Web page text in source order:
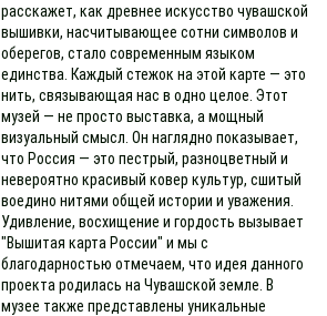
расскажет, как древнее искусство чувашской
вышивки, насчитывающее сотни символов и
оберегов, стало современным языком
единства. Каждый стежок на этой карте — это
нить, связывающая нас в одно целое. Этот
музей — не просто выставка, а мощный
визуальный смысл. Он наглядно показывает,
что Россия — это пестрый, разноцветный и
невероятно красивый ковер культур, сшитый
воедино нитями общей истории и уважения.
Удивление, восхищение и гордость вызывает
"Вышитая карта России" и мы с
благодарностью отмечаем, что идея данного
проекта родилась на Чувашской земле. В
музее также представлены уникальные